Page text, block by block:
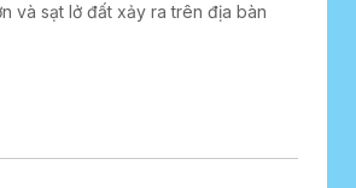
và sạt lở đất xảy ra trên địa bàn